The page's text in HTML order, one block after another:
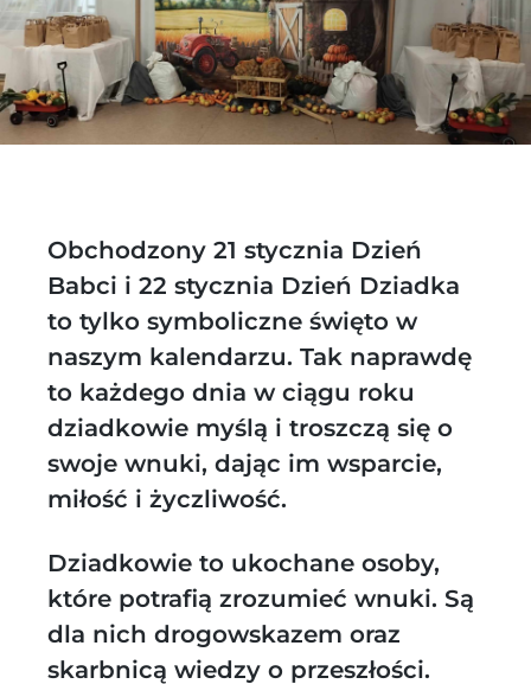
Obchodzony 21 stycznia Dzień
Babci i 22 stycznia Dzień Dziadka
to tylko symboliczne święto w
naszym kalendarzu. Tak naprawdę
to każdego dnia w ciągu roku
dziadkowie myślą i troszczą się o
swoje wnuki, dając im wsparcie,
miłość i życzliwość.
Dziadkowie to ukochane osoby,
które potrafią zrozumieć wnuki. Są
dla nich drogowskazem oraz
skarbnicą wiedzy o przeszłości.